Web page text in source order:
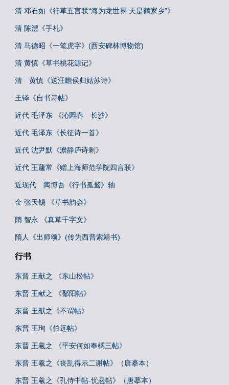
清 邓石如《行草五言联“海为龙世界 天是鹤家乡”》
清 陈澧《手札》
清 马德昭《一笔虎字》(西安碑林博物馆)
清 黄慎《草书桃花源记》
清 黄慎《送汪瞻侯归姑苏诗》
王铎《自书诗帖》
近代 毛泽东 《沁园春 长沙》
近代 毛泽东《长征诗一首》
近代 沈尹默《澹静庐诗剩》
近代 王蘧常《赠上海师范学院四言联》
近现代 陶博吾《行书孤鹜》轴
金 张天锡 《草书韵会》
隋 智永 《真草千字文》
隋人《出师颂》(传为西晋索靖书)
行书
东晋 王献之 《东山松帖》
东晋 王献之 《鄱阳帖》
东晋 王献之《不谓帖》
东晋 王珣《伯远帖》
东晋 王羲之 《平安何如奉橘三帖》
东晋 王羲之《丧乱得示二谢帖》（唐摹本）
东晋 王羲之《孔侍中帖-忧悬帖》（唐摹本）